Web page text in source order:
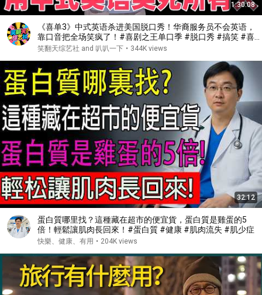
1:30:08
《喜单3》中式英语杀进美国脱口秀！华裔服务员不会英语，
靠口音把全场笑疯了！#喜剧之王单口季 #脱口秀 #搞笑 #喜
剧 #funny #综艺
笑翻天综艺社 and 叭叭一下 • 344K views
32:12
蛋白質哪里找？這種藏在超市的便宜貨，蛋白質是雞蛋的5
倍！輕鬆讓肌肉長回來！#蛋白質 #健康 #肌肉流失 #肌少症
快樂、健康、有用 • 204K views